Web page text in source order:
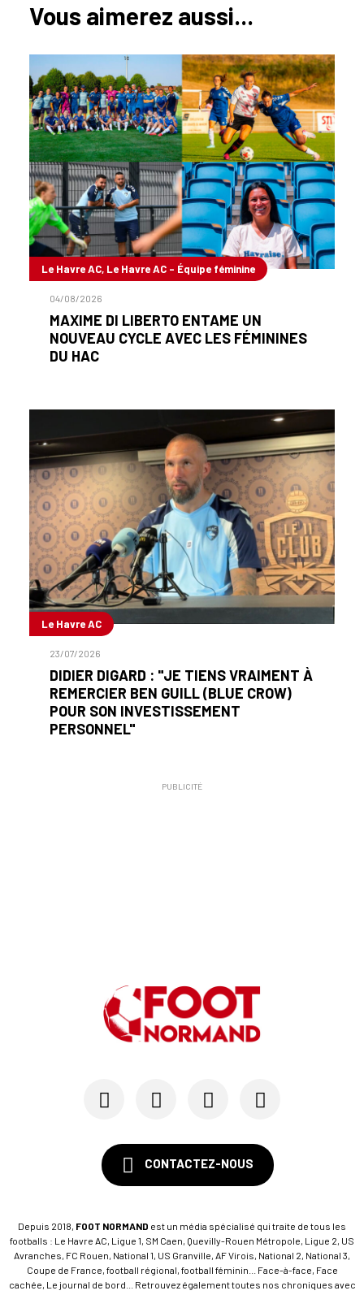
Vous aimerez aussi...
Le Havre AC, Le Havre AC - Équipe féminine
04/08/2026
MAXIME DI LIBERTO ENTAME UN
NOUVEAU CYCLE AVEC LES FÉMININES
DU HAC
Le Havre AC
23/07/2026
DIDIER DIGARD : "JE TIENS VRAIMENT À
REMERCIER BEN GUILL (BLUE CROW)
POUR SON INVESTISSEMENT
PERSONNEL"
PUBLICITÉ
CONTACTEZ-NOUS
Depuis 2018, FOOT NORMAND est un média spécialisé qui traite de tous les
footballs : Le Havre AC, Ligue 1, SM Caen, Quevilly-Rouen Métropole, Ligue 2, US
Avranches, FC Rouen, National 1, US Granville, AF Virois, National 2, National 3,
Coupe de France, football régional, football féminin... Face-à-face, Face
cachée, Le journal de bord... Retrouvez également toutes nos chroniques avec